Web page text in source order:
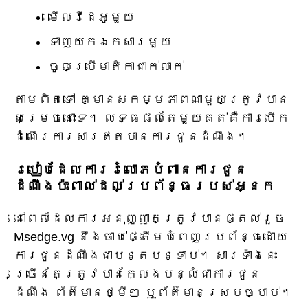
មើលវីដេអូមួយ
ទាញយកឯកសារមួយ
ចូលប្រើមាតិកាជាក់លាក់
តាមពិតទៅ គ្មានសកម្មភាពណាមួយត្រូវបាន
សម្រេចនោះទេ។ លទ្ធផលតែមួយគត់គឺការបើក
ដំណើរការសារឥតបានការជូនដំណឹង។
របៀបដែលការរំលោភបំពានការជូន
ដំណឹងប៉ះពាល់ដល់ប្រព័ន្ធរបស់អ្នក
នៅពេលដែលការអនុញ្ញាតត្រូវបានផ្តល់រួច
Msedge.vg នឹងចាប់ផ្តើមបំពេញប្រព័ន្ធដោយ
ការជូនដំណឹងជាបន្តបន្ទាប់។ សារទាំងនេះ
ច្រើនតែត្រូវបានក្លែងបន្លំជាការជូន
ដំណឹង ព័ត៌មានថ្មីៗ ឬព័ត៌មានស្របច្បាប់។